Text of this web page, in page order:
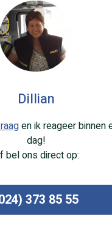
Dillian
en ik reageer binnen
dag!
bel ons direct op:
373 85 55